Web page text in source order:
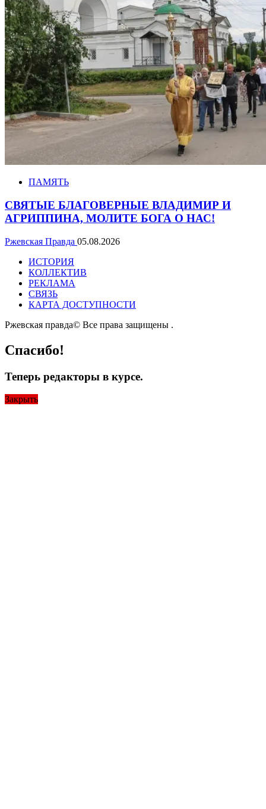
ПАМЯТЬ
СВЯТЫЕ БЛАГОВЕРНЫЕ ВЛАДИМИР И
АГРИППИНА, МОЛИТЕ БОГА О НАС!
Ржевская Правда 05.08.2026
ИСТОРИЯ
КОЛЛЕКТИВ
РЕКЛАМА
СВЯЗЬ
КАРТА ДОСТУПНОСТИ
Ржевская правда© Все права защищены .
Спасибо!
Теперь редакторы в курсе.
Закрыть